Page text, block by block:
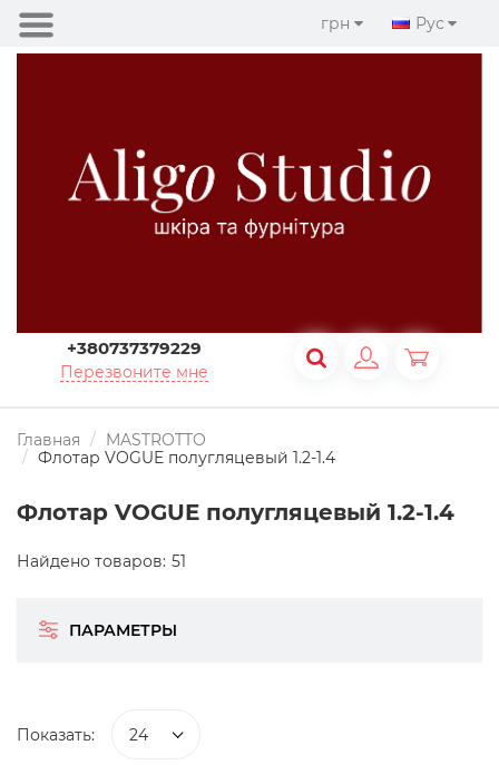
грн Рус
+380737379229
Перезвоните мне
Главная
MASTROTTO
Флотар VOGUE полугляцевый 1.2-1.4
Флотар VOGUE полугляцевый 1.2-1.4
Найдено товаров: 51
ПАРАМЕТРЫ
Показать: 24